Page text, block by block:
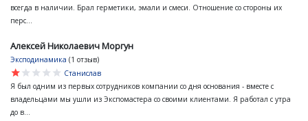
всегда в наличии. Брал герметики, эмали и смеси. Отношение со стороны их
перс...
Алексей Николаевич Моргун
Эксподинамика (1 отзыв)
star
star
star
star
star
Станислав
Я был одним из первых сотрудников компании со дня основания - вместе с
владельцами мы ушли из Экспомастера со своими клиентами. Я работал с утра
до в...